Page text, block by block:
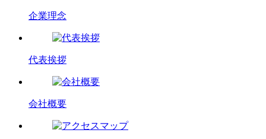
企業理念
代表挨拶
会社概要